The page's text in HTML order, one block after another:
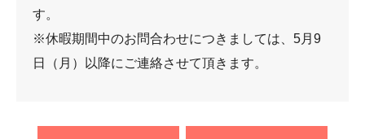
す。
※休暇期間中のお問合わせにつきましては、5月9
日（月）以降にご連絡させて頂きます。